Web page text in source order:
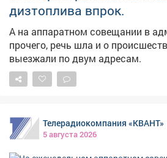
дизтоплива впрок.
А на аппаратном совещании в
прочего, речь шла и о
выезжали по двум адресам.
Телерадиокомпания «КВАНТ»
5 августа 2026